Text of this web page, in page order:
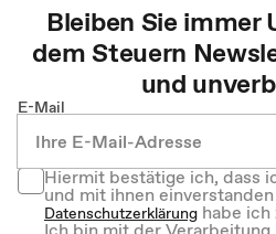
Bleiben Sie
demSteuern
und
E-Mail
Hiermit bestätige ich, dass
und mit ihnen
Datenschutzerklärung habe ich